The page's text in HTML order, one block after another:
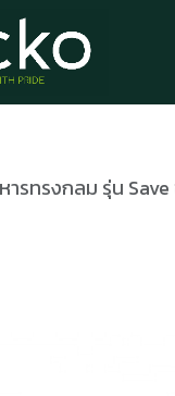
ารทรงกลม รุ่น